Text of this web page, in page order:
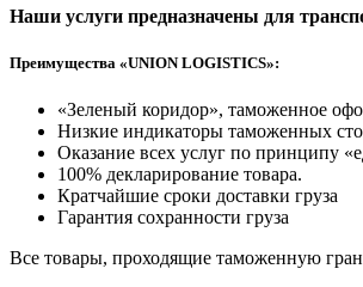
Наши услуги предназначены для
Преимущества «UNION LOGISTICS»:
«Зеленый коридор», таможенное
Низкие индикаторы таможенных
Оказание всех услуг по принципу
100% декларирование товара.
Кратчайшие сроки доставки груза
Гарантия сохранности груза
Все товары, проходящие таможенную